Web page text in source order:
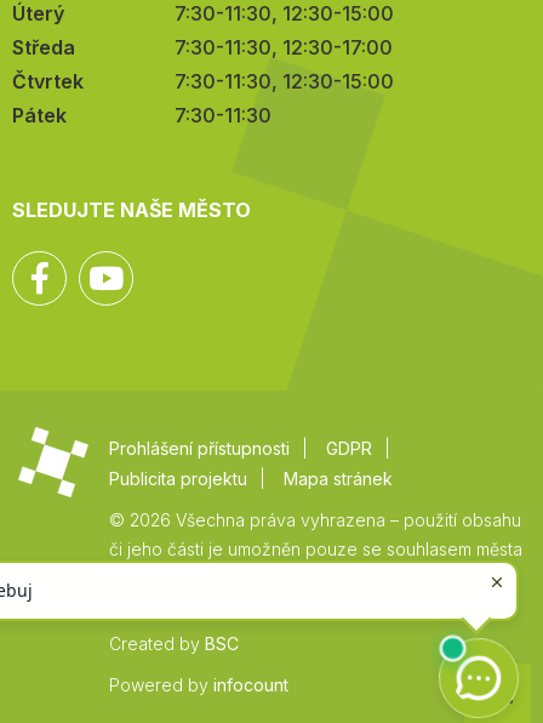
Úterý
7:30-11:30, 12:30-15:00
Středa
7:30-11:30, 12:30-17:00
Čtvrtek
7:30-11:30, 12:30-15:00
Pátek
7:30-11:30
SLEDUJTE NAŠE MĚSTO
Facebook
Prohlášení přístupnosti
GDPR
Publicita projektu
Mapa stránek
© 2026 Všechna práva vyhrazena – použití obsahu
či jeho části je umožněn pouze se souhlasem města
Created by BSC
Powered by infocount
Zpět
na